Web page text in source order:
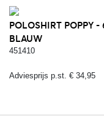
POLOSHIRT POPPY -
BLAUW
451410
Adviesprijs p.st. € 34,95